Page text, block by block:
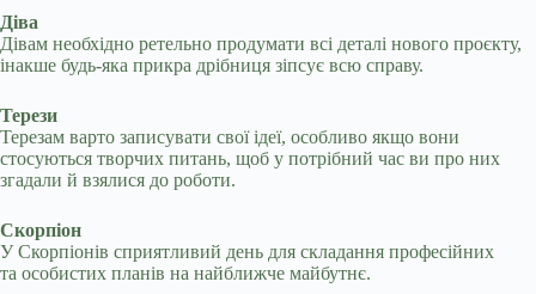
Діва
Дівам необхідно ретельно продумати всі деталі нового проєкту,
інакше будь-яка прикра дрібниця зіпсує всю справу.
Терези
Терезам варто записувати свої ідеї, особливо якщо вони
стосуються творчих питань, щоб у потрібний час ви про них
згадали й взялися до роботи.
Скорпіон
У Скорпіонів сприятливий день для складання професійних
та особистих планів на найближче майбутнє.